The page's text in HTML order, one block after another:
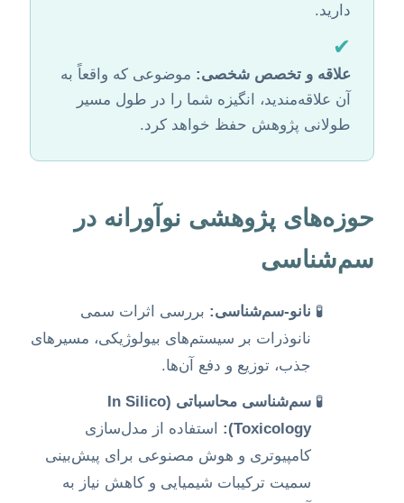
دارید.
✔
علاقه و تخصص شخصی: موضوعی که واقعاً به
آن علاقه‌مندید، انگیزه شما را در طول مسیر
طولانی پژوهش حفظ خواهد کرد.
حوزه‌های پژوهشی نوآورانه در
سم‌شناسی
نانو-سم‌شناسی: بررسی اثرات سمی
نانوذرات بر سیستم‌های بیولوژیکی، مسیرهای
جذب، توزیع و دفع آن‌ها.
سم‌شناسی محاسباتی (In Silico
Toxicology):
استفاده از مدل‌سازی
کامپیوتری و هوش مصنوعی برای پیش‌بینی
سمیت ترکیبات شیمیایی و کاهش نیاز به